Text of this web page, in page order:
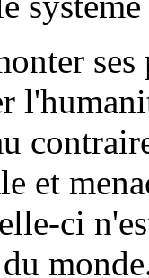
et
ci